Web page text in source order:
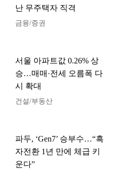
난 무주택자 직격
금융/증권
서울 아파트값 0.26% 상
승…매매·전세 오름폭 다
시 확대
건설/부동산
파두, ‘Gen7’ 승부수…“흑
자전환 1년 만에 체급 키
운다”